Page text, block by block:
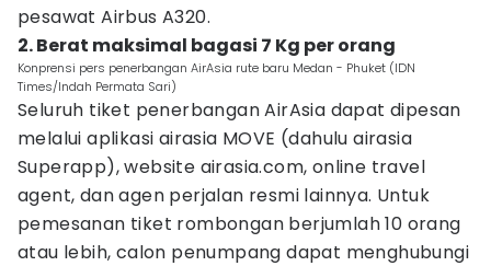
pesawat Airbus A320.
2. Berat maksimal bagasi 7 Kg per orang
Konprensi pers penerbangan AirAsia rute baru Medan - Phuket (IDN
Times/Indah Permata Sari)
Seluruh tiket penerbangan AirAsia dapat dipesan
melalui aplikasi airasia MOVE (dahulu airasia
Superapp), website airasia.com, online travel
agent, dan agen perjalan resmi lainnya. Untuk
pemesanan tiket rombongan berjumlah 10 orang
atau lebih, calon penumpang dapat menghubungi